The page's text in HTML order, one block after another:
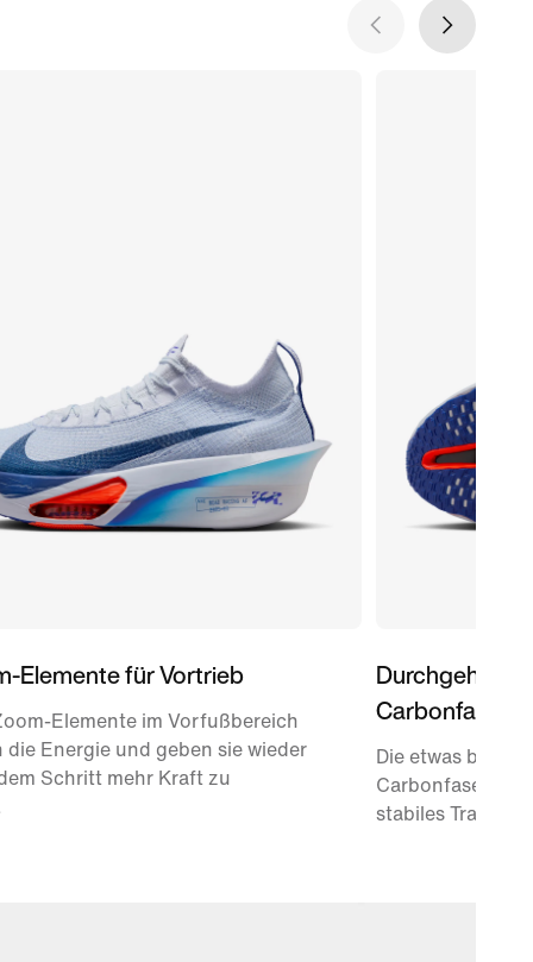
Elemente für Vortrieb
Elemente im Vorfußbereich
die Energie und geben sie wieder
Schritt mehr Kraft zu
Carbonfaser
Die etwas
Carbonfaser
stabiles